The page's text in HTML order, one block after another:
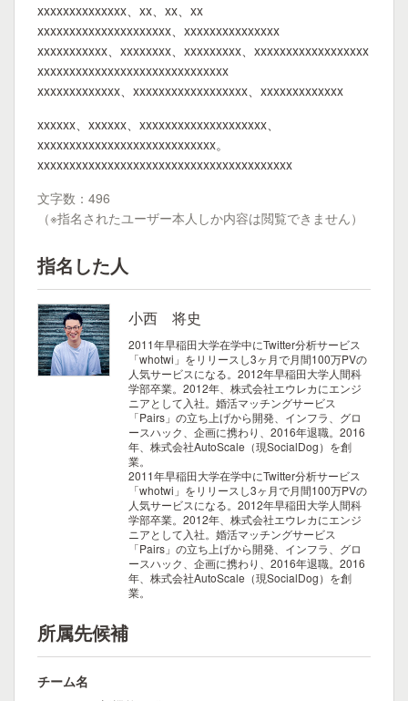
xxxxxxxxxxxxxx、xx、xx、xx
xxxxxxxxxxxxxxxxxxxxx、xxxxxxxxxxxxxxx
xxxxxxxxxxx、xxxxxxxx、xxxxxxxxx、xxxxxxxxxxxxxxxxxx
xxxxxxxxxxxxxxxxxxxxxxxxxxxxxx
xxxxxxxxxxxxx、xxxxxxxxxxxxxxxxxx、xxxxxxxxxxxxx
xxxxxx、xxxxxx、xxxxxxxxxxxxxxxxxxxx、
xxxxxxxxxxxxxxxxxxxxxxxxxxxx。
xxxxxxxxxxxxxxxxxxxxxxxxxxxxxxxxxxxxxxxx
文字数：496
（※指名されたユーザー本人しか内容は閲覧できません）
指名した人
小西 将史
2011年早稲田大学在学中にTwitter分析サービス
「whotwi」をリリースし3ヶ月で月間100万PVの
人気サービスになる。2012年早稲田大学人間科
学部卒業。2012年、株式会社エウレカにエンジ
ニアとして入社。婚活マッチングサービス
「Pairs」の立ち上げから開発、インフラ、グロ
ースハック、企画に携わり、2016年退職。2016
年、株式会社AutoScale（現SocialDog）を創
業。
2011年早稲田大学在学中にTwitter分析サービス
「whotwi」をリリースし3ヶ月で月間100万PVの
人気サービスになる。2012年早稲田大学人間科
学部卒業。2012年、株式会社エウレカにエンジ
ニアとして入社。婚活マッチングサービス
「Pairs」の立ち上げから開発、インフラ、グロ
ースハック、企画に携わり、2016年退職。2016
年、株式会社AutoScale（現SocialDog）を創
業。
所属先候補
チーム名